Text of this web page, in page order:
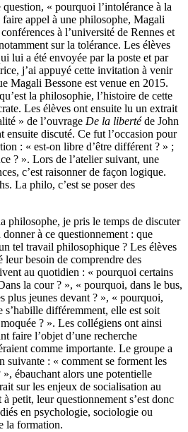
question, « pourquoi l’intolérance à la
appel à une philosophe, Magali
à l’université de Rennes et
sur la tolérance. Les élèves
lui a été envoyée par la poste et par
j’ai appuyé cette invitation à venir
Magali Bessone est venue en 2015.
la philosophie, l’histoire de cette
Les élèves ont ensuite lu un extrait
» de l’ouvrage De la libertéde John
ensuite discuté. Ce fut l’occasion pour
: « est-on libre d’être différent ? » ;
? ». Lors de l’atelier suivant, une
c’est raisonner de façon logique.
La philo, c’est se poser des
philosophe, je pris le temps de discuter
à ce questionnement : que
tel travail philosophique ? Les élèves
besoin de comprendre des
au quotidien : « pourquoi certains
la cour ? », « pourquoi, dans le bus,
plus jeunes devant ? », « pourquoi,
s’habille différemment, elle est soit
? ». Les collégiens ont ainsi
faire l’objet d’une recherche
comme importante. Le groupe a
suivante : « comment se forment les
», ébauchant alors une potentielle
sur les enjeux de socialisation au
petit, leur questionnement s’est donc
en psychologie, sociologie ou
la formation.